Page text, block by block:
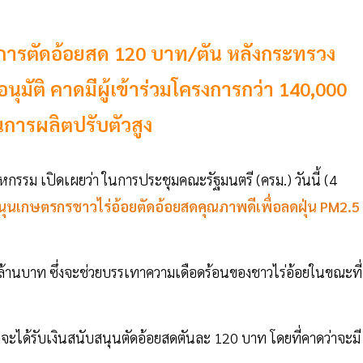
รตัดอ้อยสด 120 บาท/ตัน หลังกระทรวง
มัติ คาดมีผู้เข้าร่วมโครงการกว่า 140,000
ารผลิตปรับตัวสูง
กรรม เปิดเผยว่า ในการประชุมคณะรัฐมนตรี (ครม.) วันนี้ (4
นเกษตรกรชาวไร่อ้อยตัดอ้อยสดคุณภาพดีเพื่อลดฝุ่น PM2.5
นบาท ซึ่งจะช่วยบรรเทาความเดือดร้อนของชาวไร่อ้อยในขณะที่
ะได้รับเงินสนับสนุนตัดอ้อยสดตันละ 120 บาท โดยที่คาดว่าจะมี